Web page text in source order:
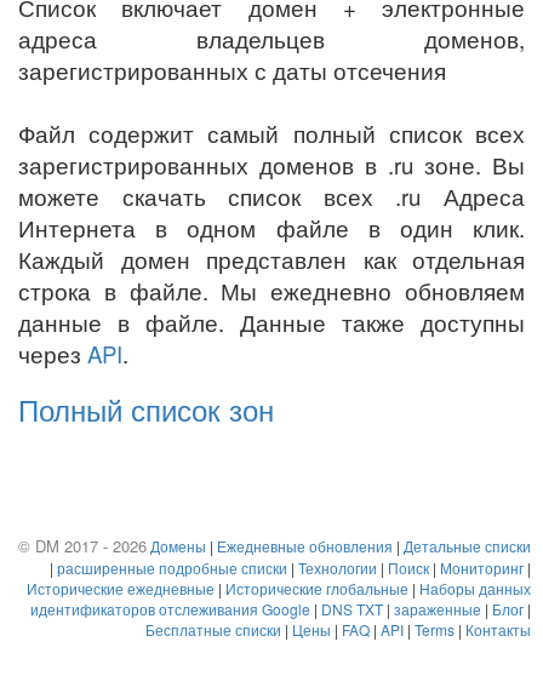
Список включает домен + электронные
адреса владельцев доменов,
зарегистрированных с даты отсечения
Файл содержит самый полный список всех
зарегистрированных доменов в .ru зоне. Вы
можете скачать список всех .ru Адреса
Интернета в одном файле в один клик.
Каждый домен представлен как отдельная
строка в файле. Мы ежедневно обновляем
данные в файле. Данные также доступны
через API.
Полный список зон
© DM 2017 - 2026 Домены | Ежедневные обновления | Детальные списки
| расширенные подробные списки | Технологии | Поиск | Мониторинг |
Исторические ежедневные | Исторические глобальные | Наборы данных
идентификаторов отслеживания Google | DNS TXT | зараженные | Блог |
Бесплатные списки | Цены | FAQ | API | Terms | Контакты